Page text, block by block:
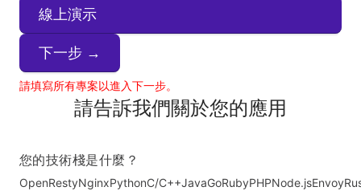
線上演示
下一步 →
請填寫所有專案以進入下一步。
請告訴我們關於您的應用
您的技術棧是什麼？
OpenRestyNginxPythonC/C++JavaGoRubyPHPNode.jsEnvoy